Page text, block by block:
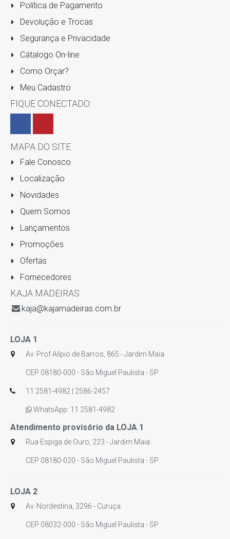
Política de Pagamento
Devolução e Trocas
Segurança e Privacidade
Cátalogo On-line
Como Orçar?
Meu Cadastro
FIQUE CONECTADO:
MAPA DO SITE
Fale Conosco
Localização
Novidades
Quem Somos
Lançamentos
Promoções
Ofertas
Fornecedores
KAJA MADEIRAS
kaja@kajamadeiras.com.br
LOJA 1
Av. Prof Alípio de Barros, 865 - Jardim Maia
CEP 08180-000 - São Miguel Paulista - SP
11 2581-4982 | 2586-2457
WhatsApp: 11 2581-4982
Atendimento provisório da LOJA 1
Rua Espiga de Ouro, 223 - Jardim Maia
CEP 08180-020 - São Miguel Paulista - SP
LOJA 2
Av. Nordestina, 3296 - Curuça
CEP 08032-000 - São Miguel Paulista - SP